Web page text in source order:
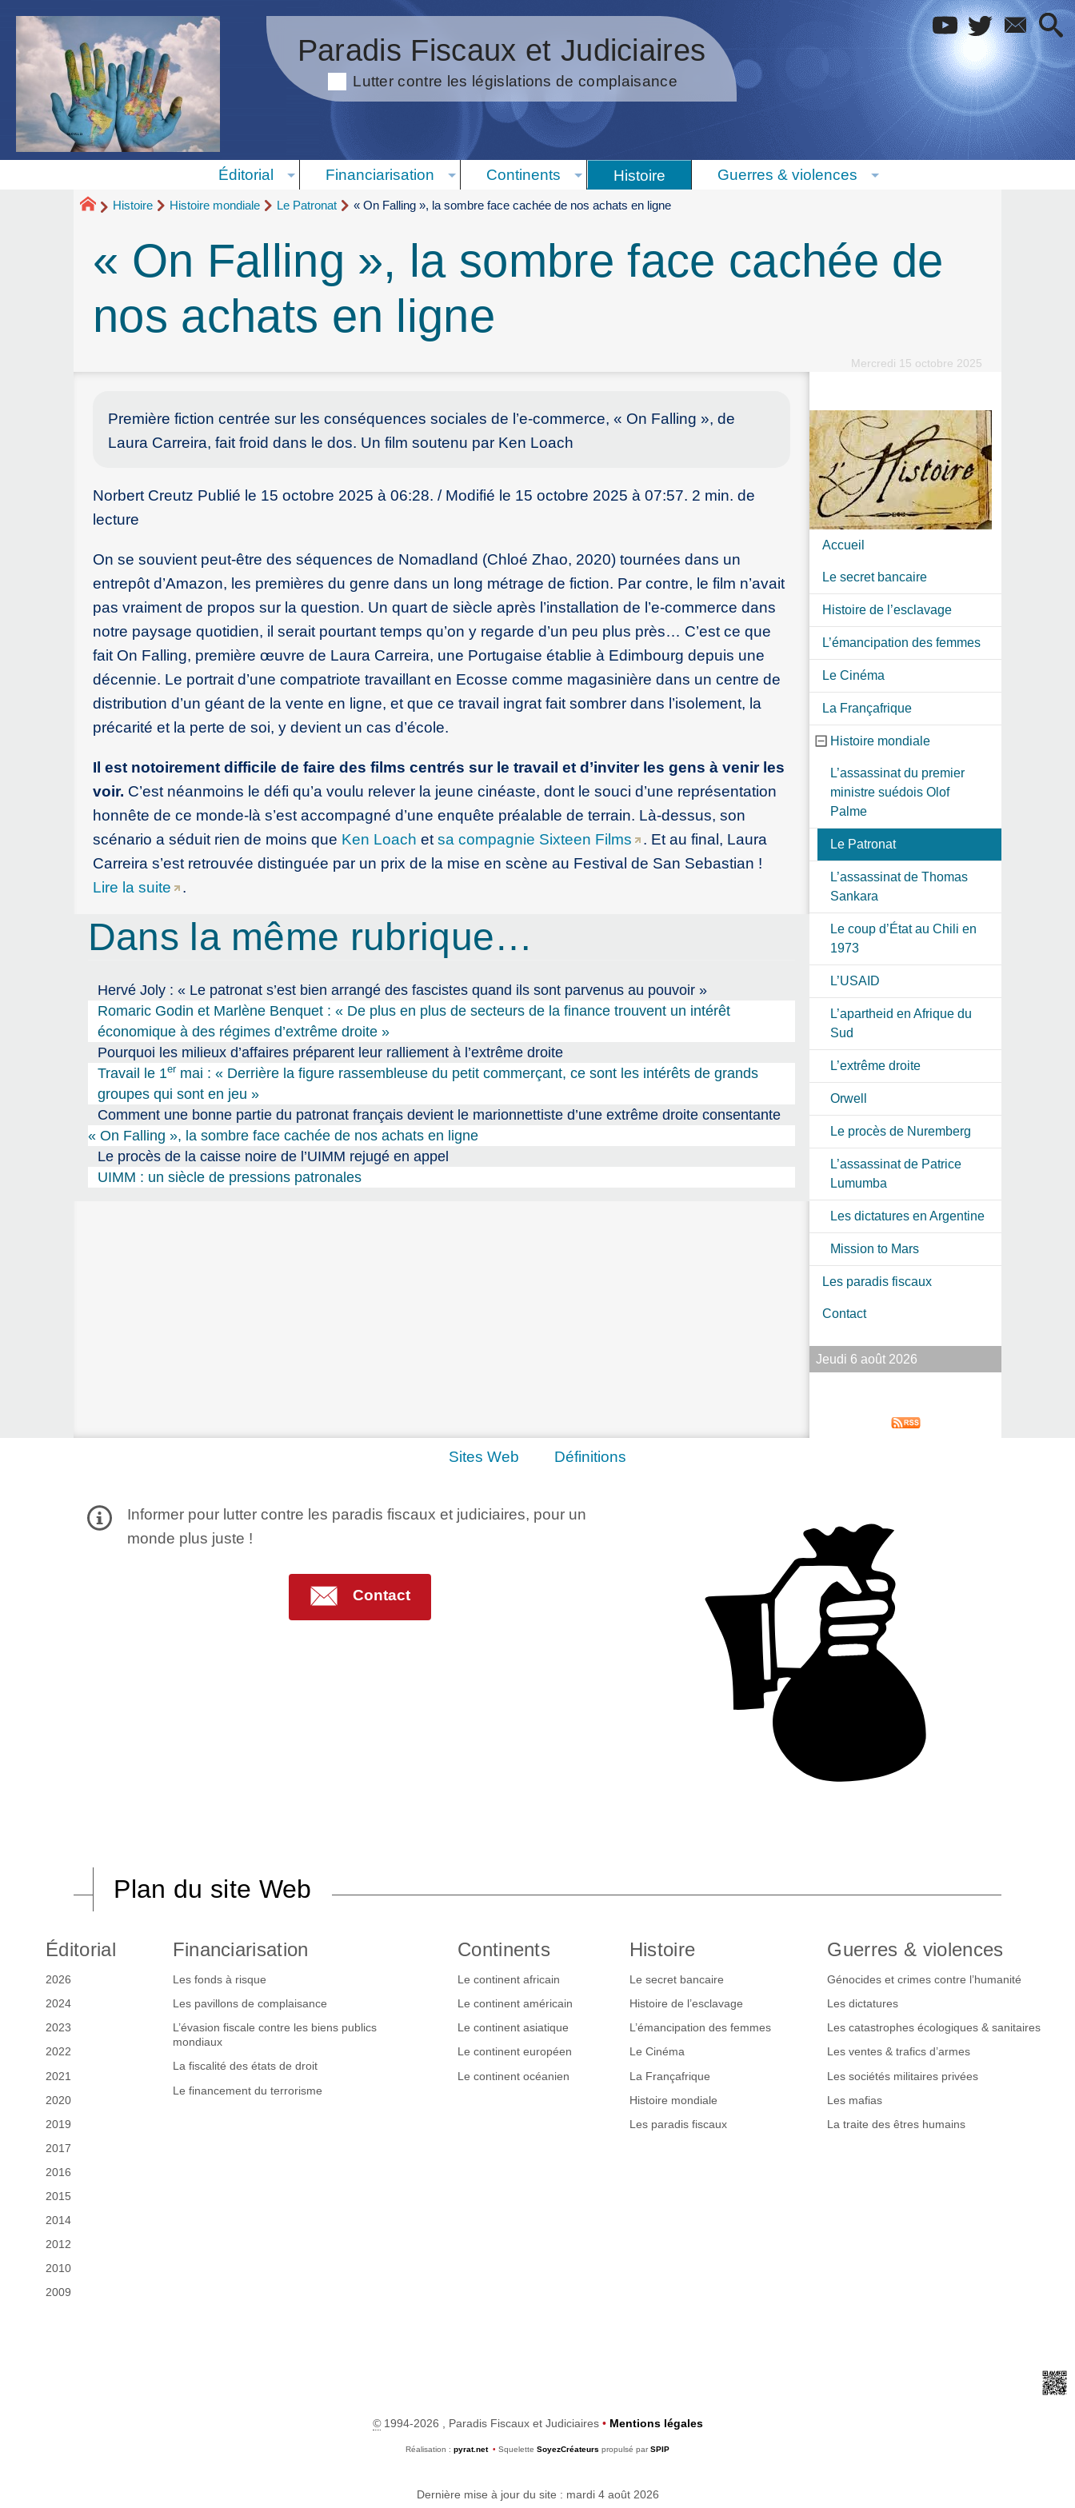
Paradis Fiscaux et Judiciaires
Lutter contre les législations de complaisance
Éditorial Financiarisation Continents Histoire Guerres & violences
Histoire Histoire mondiale Le Patronat « On Falling », la sombre face cachée de nos achats en ligne
« On Falling », la sombre face cachée de
nos achats en ligne
Mercredi 15 octobre 2025
Première fiction centrée sur les conséquences sociales de l’e-commerce, « On Falling », de
Laura Carreira, fait froid dans le dos. Un film soutenu par Ken Loach
Norbert Creutz Publié le 15 octobre 2025 à 06:28. / Modifié le 15 octobre 2025 à 07:57. 2 min. de
lecture
On se souvient peut-être des séquences de Nomadland (Chloé Zhao, 2020) tournées dans un
entrepôt d’Amazon, les premières du genre dans un long métrage de fiction. Par contre, le film n’avait
pas vraiment de propos sur la question. Un quart de siècle après l’installation de l’e-commerce dans
notre paysage quotidien, il serait pourtant temps qu’on y regarde d’un peu plus près… C’est ce que
fait On Falling, première œuvre de Laura Carreira, une Portugaise établie à Edimbourg depuis une
décennie. Le portrait d’une compatriote travaillant en Ecosse comme magasinière dans un centre de
distribution d’un géant de la vente en ligne, et que ce travail ingrat fait sombrer dans l’isolement, la
précarité et la perte de soi, y devient un cas d’école.
Il est notoirement difficile de faire des films centrés sur le travail et d’inviter les gens à venir les
voir. C’est néanmoins le défi qu’a voulu relever la jeune cinéaste, dont le souci d’une représentation
honnête de ce monde-là s’est accompagné d’une enquête préalable de terrain. Là-dessus, son
scénario a séduit rien de moins que Ken Loach et sa compagnie Sixteen Films
. Et au final, Laura
Carreira s’est retrouvée distinguée par un prix de la mise en scène au Festival de San Sebastian !
Lire la suite
.
Dans la même rubrique…
Hervé Joly : « Le patronat s’est bien arrangé des fascistes quand ils sont parvenus au pouvoir »
Romaric Godin et Marlène Benquet : « De plus en plus de secteurs de la finance trouvent un intérêt
économique à des régimes d’extrême droite »
Pourquoi les milieux d’affaires préparent leur ralliement à l’extrême droite
Travail le 1ermai : « Derrière la figure rassembleuse du petit commerçant, ce sont les intérêts de grands
groupes qui sont en jeu »
Comment une bonne partie du patronat français devient le marionnettiste d’une extrême droite consentante
« On Falling », la sombre face cachée de nos achats en ligne
Le procès de la caisse noire de l’UIMM rejugé en appel
UIMM : un siècle de pressions patronales
Accueil
Le secret bancaire
Histoire de l’esclavage
L’émancipation des femmes
Le Cinéma
La Françafrique
Histoire mondiale
L’assassinat du premier
ministre suédois Olof
Palme
Le Patronat
L’assassinat de Thomas
Sankara
Le coup d’État au Chili en
1973
L’USAID
L’apartheid en Afrique du
Sud
L’extrême droite
Orwell
Le procès de Nuremberg
L’assassinat de Patrice
Lumumba
Les dictatures en Argentine
Mission to Mars
Les paradis fiscaux
Contact
Jeudi 6 août 2026
Sites Web Définitions
Informer pour lutter contre les paradis fiscaux et judiciaires, pour un
monde plus juste !
Contact
Plan du site Web
Éditorial
2026
2024
2023
2022
2021
2020
2019
2017
2016
2015
2014
2012
2010
2009
Financiarisation
Les fonds à risque
Les pavillons de complaisance
L’évasion fiscale contre les biens publics
mondiaux
La fiscalité des états de droit
Le financement du terrorisme
Continents
Le continent africain
Le continent américain
Le continent asiatique
Le continent européen
Le continent océanien
Histoire
Le secret bancaire
Histoire de l’esclavage
L’émancipation des femmes
Le Cinéma
La Françafrique
Histoire mondiale
Les paradis fiscaux
Guerres & violences
Génocides et crimes contre l’humanité
Les dictatures
Les catastrophes écologiques & sanitaires
Les ventes & trafics d’armes
Les sociétés militaires privées
Les mafias
La traite des êtres humains
©1994-2026 , Paradis Fiscaux et Judiciaires • Mentions légales
Réalisation : pyrat.net • Squelette SoyezCréateurs propulsé par SPIP
Dernière mise à jour du site : mardi 4 août 2026